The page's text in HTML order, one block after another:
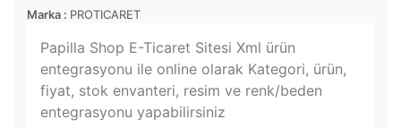
Marka : PROTICARET
Papilla Shop E-Ticaret Sitesi Xml ürün
entegrasyonu ile online olarak Kategori, ürün,
fiyat, stok envanteri, resim ve renk/beden
entegrasyonu yapabilirsiniz